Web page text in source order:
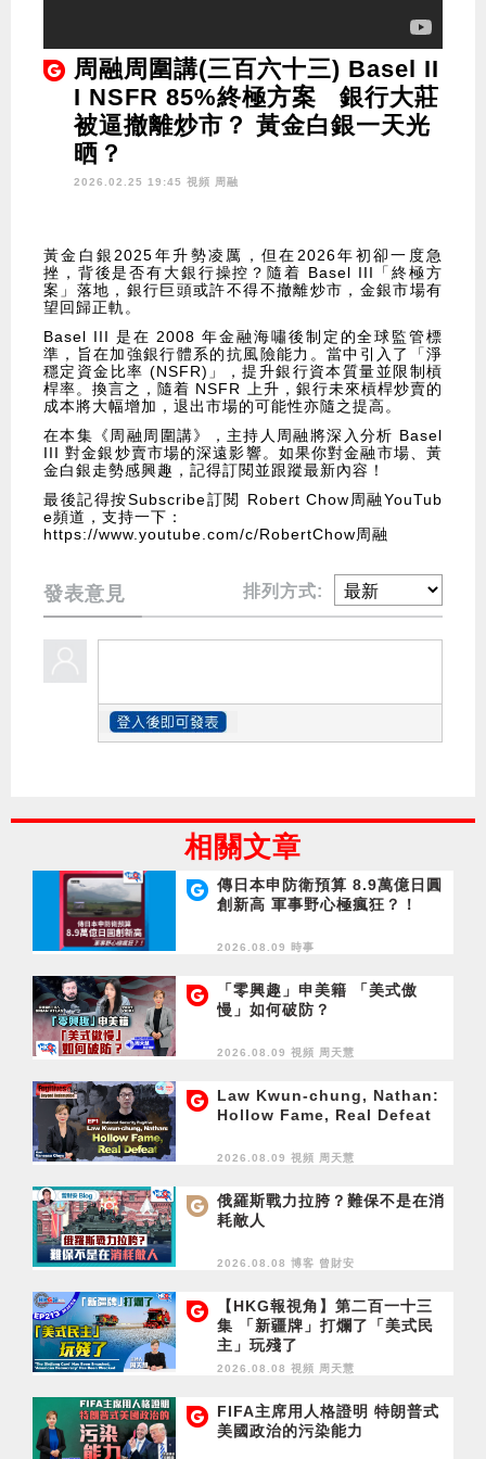
周融周圍講(三百六十三) Basel II
I NSFR 85%終極方案 銀行大莊
被逼撤離炒市？ 黃金白銀一天光
晒？
2026.02.25 19:45 視頻 周融
黃金白銀2025年升勢凌厲，但在2026年初卻一度急
挫，背後是否有大銀行操控？隨着 Basel III「終極方
案」落地，銀行巨頭或許不得不撤離炒市，金銀市場有
望回歸正軌。
Basel III 是在 2008 年金融海嘯後制定的全球監管標
準，旨在加強銀行體系的抗風險能力。當中引入了「淨
穩定資金比率 (NSFR)」，提升銀行資本質量並限制槓
桿率。換言之，隨着 NSFR 上升，銀行未來槓桿炒賣的
成本將大幅增加，退出市場的可能性亦隨之提高。
在本集《周融周圍講》，主持人周融將深入分析 Basel
III 對金銀炒賣市場的深遠影響。如果你對金融市場、黃
金白銀走勢感興趣，記得訂閱並跟蹤最新內容！
最後記得按Subscribe訂閱 Robert Chow周融YouTub
e頻道，支持一下：
https://www.youtube.com/c/RobertChow周融
發表意見 排列方式:
相關文章
傳日本申防衛預算 8.9萬億日圓
創新高 軍事野心極瘋狂？！
2026.08.09 時事
「零興趣」申美籍 「美式傲
慢」如何破防？
2026.08.09 視頻 周天慧
Law Kwun-chung, Nathan:
Hollow Fame, Real Defeat
2026.08.09 視頻 周天慧
俄羅斯戰力拉胯？難保不是在消
耗敵人
2026.08.08 博客 曾財安
【HKG報視角】第二百一十三
集 「新疆牌」打爛了「美式民
主」玩殘了
2026.08.08 視頻 周天慧
FIFA主席用人格證明 特朗普式
美國政治的污染能力